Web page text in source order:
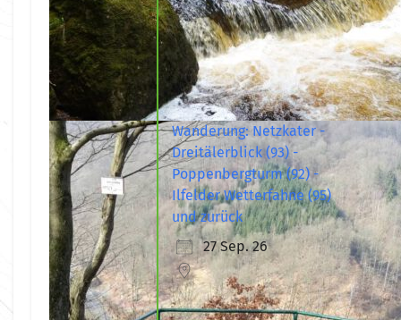
Wanderung: Netzkater -
Dreitälerblick (93) -
Poppenbergturm (92) -
Ilfelder Wetterfahne (95)
und zurück
27 Sep. 26